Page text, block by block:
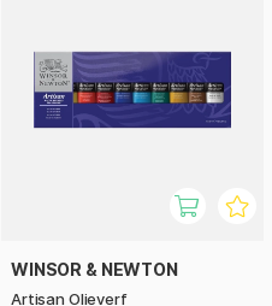
WINSOR & NEWTON
Artisan Olieverf